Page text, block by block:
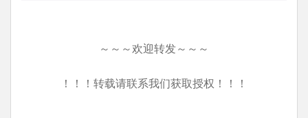
～～～欢迎转发～～～
！！！转载请联系我们获取授权！！！